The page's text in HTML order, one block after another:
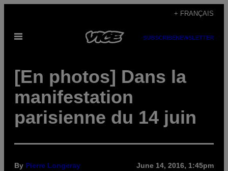
content
+ FRANÇAIS
Open
SUBSCRIBENEWSLETTER
[En photos] Dans la
manifestation
parisienne du 14 juin
By Pierre Longeray June 14, 2016, 1:45pm